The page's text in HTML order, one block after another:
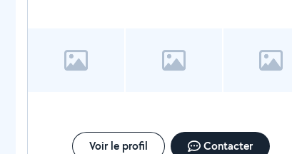
Voir le profil Contacter